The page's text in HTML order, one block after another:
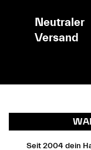
Neutraler
Versand
Seit 2004 dein